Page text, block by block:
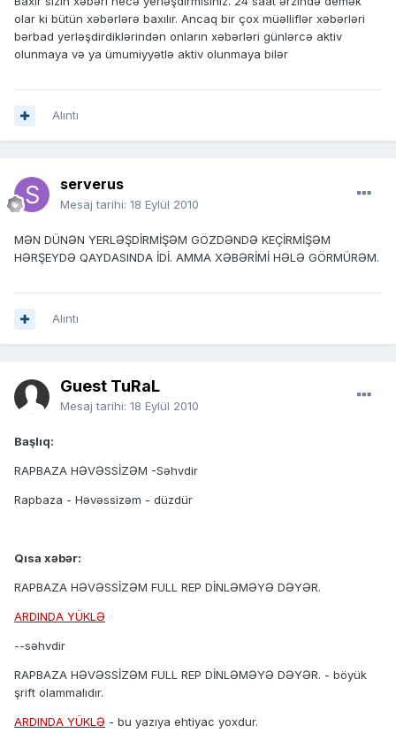
olar ki bütün xəbərlərə baxılır. Ancaq bir çox müəlliflər xəbərləri
bərbad yerləşdirdiklərindən onların xəbərləri günlərcə aktiv
olunmaya və ya ümumiyyətlə aktiv olunmaya bilər
Alıntı
serverus
Mesaj tarihi: 18 Eylül 2010
MƏN DÜNƏN YERLƏŞDİRMİŞƏM GÖZDƏNDƏ KEÇİRMİŞƏM
HƏRŞEYDƏ QAYDASINDA İDİ. AMMA XƏBƏRİMİ HƏLƏ GÖRMÜRƏM.
Alıntı
Guest TuRaL
Mesaj tarihi: 18 Eylül 2010
Başlıq:
RAPBAZA HƏVƏSSİZƏM -Səhvdir
Rapbaza - Həvəssizəm - düzdür
Qısa xəbər:
RAPBAZA HƏVƏSSİZƏM FULL REP DİNLƏMƏYƏ DƏYƏR.
ARDINDA YÜKLƏ
--səhvdir
RAPBAZA HƏVƏSSİZƏM FULL REP DİNLƏMƏYƏ DƏYƏR. - böyük
şrift olammalıdır.
ARDINDA YÜKLƏ - bu yazıya ehtiyac yoxdur.